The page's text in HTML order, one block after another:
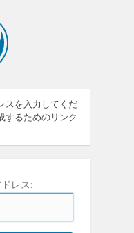
スを入力してくだ
するためのリンク
レス: